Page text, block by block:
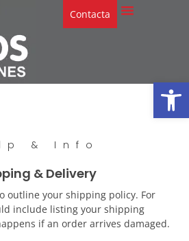
Abrir
Contacta
& Info
& Delivery
outline your shipping policy. For
include listing your shipping
if an order arrives damaged.